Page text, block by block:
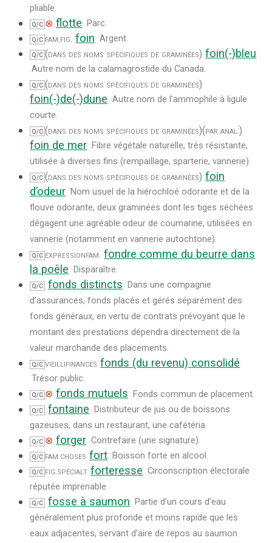
pliable.
Q/C ⊗ flotte Parc.
Q/C fam. fig. foin Argent.
Q/C (dans des noms spécifiques de graminées) foin(-)bleu
Autre nom de la calamagrostide du Canada.
Q/C (dans des noms spécifiques de graminées)
foin(-)de(-)dune Autre nom de l’ammophile à ligule
courte.
Q/C (dans des noms spécifiques de graminées)(par anal.)
foin de mer Fibre végétale naturelle, très résistante,
utilisée à diverses fins (rempaillage, sparterie, vannerie).
Q/C (dans des noms spécifiques de graminées) foin
d’odeur Nom usuel de la hiérochloé odorante et de la
flouve odorante, deux graminées dont les tiges séchées
dégagent une agréable odeur de coumarine, utilisées en
vannerie (notamment en vannerie autochtone).
Q/C expressionfam. fondre comme du beurre dans
la poêle Disparaître.
Q/C fonds distincts
Dans une compagnie
d’assurances, fonds placés et gérés séparément des
fonds généraux, en vertu de contrats prévoyant que le
montant des prestations dépendra directement de la
valeur marchande des placements.
Q/C vieillifinances fonds (du revenu) consolidé
Trésor public.
Q/C ⊗ fonds mutuels Fonds commun de placement.
Q/C fontaine Distributeur de jus ou de boissons
gazeuses, dans un restaurant, une cafétéria.
Q/C ⊗ forger Contrefaire (une signature).
Q/C fam.choses fort Boisson forte en alcool.
Q/C fig.spécialt forteresse Circonscription électorale
réputée imprenable.
Q/C fosse à saumon Partie d’un cours d’eau
généralement plus profonde et moins rapide que les
eaux adjacentes, servant d’aire de repos au saumon